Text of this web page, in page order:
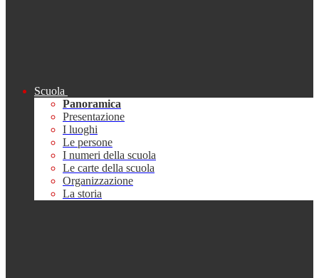
Scuola
Panoramica
Presentazione
I luoghi
Le persone
I numeri della scuola
Le carte della scuola
Organizzazione
La storia